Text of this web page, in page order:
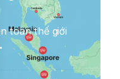
toàn thế giới